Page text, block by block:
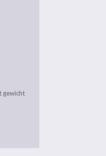
gewicht